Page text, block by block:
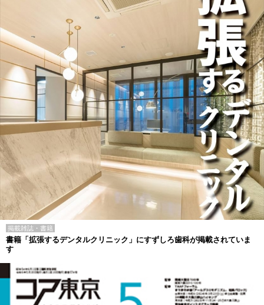
掲載雑誌・書籍
書籍「拡張するデンタルクリニック」にすずしろ歯科が掲載されていま
す